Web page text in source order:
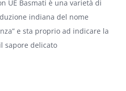
UE Basmati è una varietà di
indiana del nome
e sta proprio ad indicare la
sapore delicato